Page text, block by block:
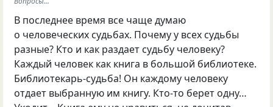
В последнее время все чаще думаю
о человеческих судьбах. Почему у всех судьбы
разные? Кто и как раздает судьбу человеку?
Каждый человек как книга в большой библиотеке.
Библиотекарь-судьба! Он каждому человеку
отдает выбранную им книгу. Кто-то берет одну…